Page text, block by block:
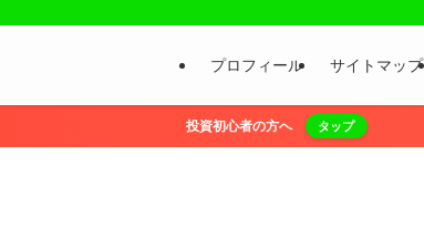
プロフィール サイトマップ
投資初心者の方へ タップ